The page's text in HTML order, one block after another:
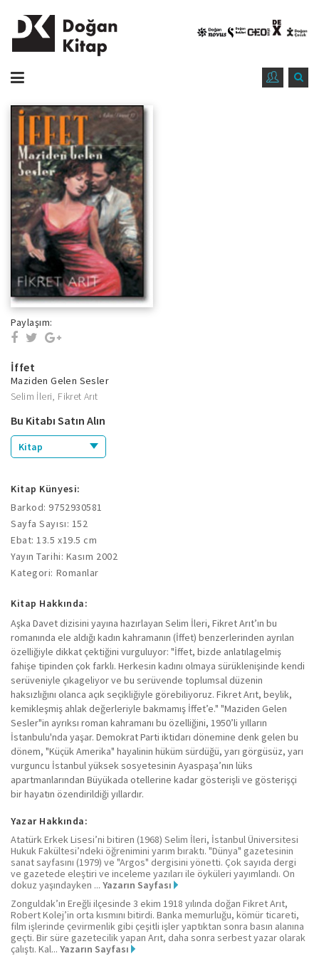
Paylaşım:
İffet
Maziden Gelen Sesler
Selim İleri, Fikret Arıt
Bu Kitabı Satın Alın
Kitap
Kitap Künyesi:
Barkod: 9752930581
Sayfa Sayısı: 152
Ebat: 13.5 x19.5 cm
Yayın Tarihi: Kasım 2002
Kategori: Romanlar
Kitap Hakkında:
Aşka Davet dizisini yayına hazırlayan Selim İleri, Fikret Arıt’ın bu
romanında ele aldığı kadın kahramanın (İffet) benzerlerinden ayrılan
özelliğiyle dikkat çektiğini vurguluyor: "İffet, bizde anlatılagelmiş
fahişe tipinden çok farklı. Herkesin kadını olmaya sürüklenişinde kendi
serüveniyle çıkageliyor ve bu serüvende toplumsal düzenin
haksızlığını olanca açık seçikliğiyle görebiliyoruz. Fikret Arıt, beylik,
kemikleşmiş ahlak değerleriyle bakmamış İffet’e." "Maziden Gelen
Sesler"in ayrıksı roman kahramanı bu özelliğini, 1950’li yılların
İstanbulu'nda yaşar. Demokrat Parti iktidarı dönemine denk gelen bu
dönem, "Küçük Amerika" hayalinin hüküm sürdüğü, yarı görgüsüz, yarı
vurguncu İstanbul yüksek sosyetesinin Ayaspaşa’nın lüks
apartmanlarından Büyükada otellerine kadar gösterişli ve gösterişçi
bir hayatın özendirildiği yıllardır.
Yazar Hakkında:
Atatürk Erkek Lisesi’ni bitiren (1968) Selim İleri, İstanbul Üniversitesi
Hukuk Fakültesi’ndeki öğrenimini yarım bıraktı. "Dünya" gazetesinin
sanat sayfasını (1979) ve "Argos" dergisini yönetti. Çok sayıda dergi
ve gazetede eleştiri ve inceleme yazıları ile öyküleri yayımlandı. On
dokuz yaşındayken ... Yazarın Sayfası
Zonguldak’ın Ereğli ilçesinde 3 ekim 1918 yılında doğan Fikret Arıt,
Robert Kolej’in orta kısmını bitirdi. Banka memurluğu, kömür ticareti,
film işlerinde çevirmenlik gibi çeşitli işler yaptıktan sonra basın alanına
geçti. Bir süre gazetecilik yapan Arıt, daha sonra serbest yazar olarak
çalıştı. Kal... Yazarın Sayfası